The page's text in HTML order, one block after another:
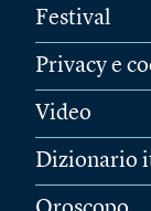
Festival
Privacy e
Video
Dizionario